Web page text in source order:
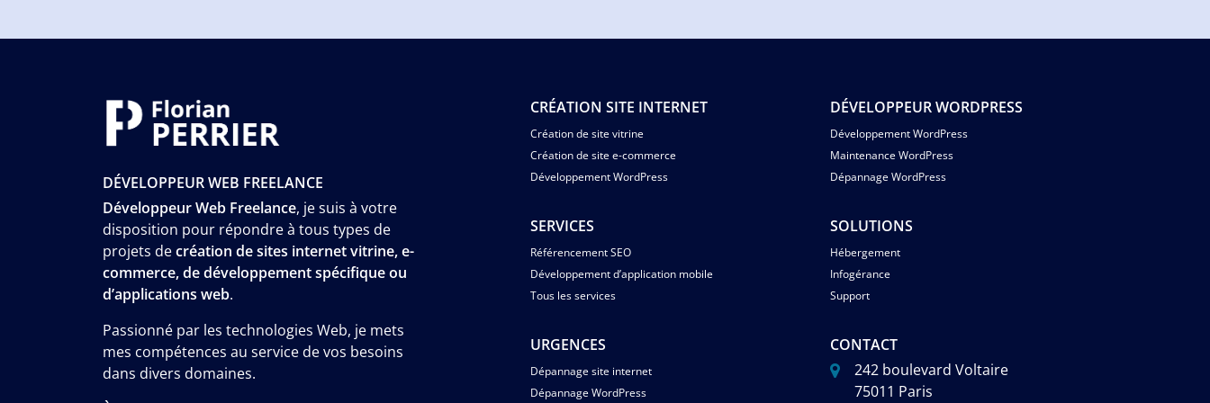
DÉVELOPPEUR WEB FREELANCE
Développeur Web Freelance, je suis à votre
disposition pour répondre à tous types de
projets decréation de sites internet vitrine, e-
commerce, de développement spécifique ou
d’applications web.
Passionné par les technologies Web, je mets
mes compétences au service de vos besoins
dans divers domaines.
CRÉATION SITE INTERNET
Création de site vitrine
Création de site e-commerce
Développement WordPress
DÉVELOPPEUR WORDPRESS
Développement WordPress
Maintenance WordPress
Dépannage WordPress
SERVICES
Référencement SEO
Développement d’application mobile
Tous les services
SOLUTIONS
Hébergement
Infogérance
Support
URGENCES
Dépannage site internet
Dépannage WordPress
CONTACT
242 boulevard Voltaire
75011 Paris